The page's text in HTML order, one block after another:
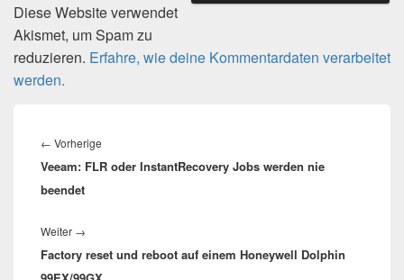
Diese Website verwendet
Akismet, um Spam zu
reduzieren. Erfahre, wie deine Kommentardaten verarbeitet
werden.
← Vorherige
Beitrag:
Veeam: FLR oder InstantRecovery Jobs werden nie
beendet
Weiter →
Beitrag:
Factory reset und reboot auf einem Honeywell Dolphin